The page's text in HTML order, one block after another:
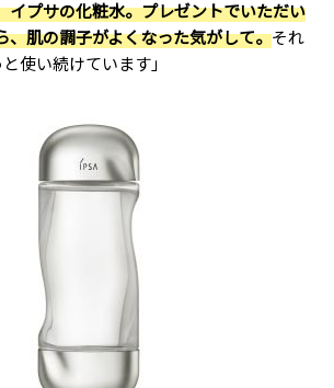
イプサの化粧水。プレゼントでいただい
、肌の調子がよくなった気がして。それ
使い続けています」